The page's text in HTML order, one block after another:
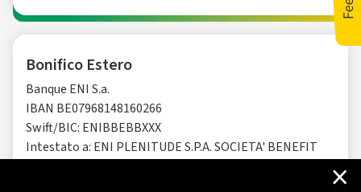
×
Bonifico Estero
Banque ENI S.a.
IBAN BE07968148160266
Swift/BIC: ENIBBEBBXXX
Intestato a: ENI PLENITUDE S.P.A. SOCIETA' BENEFIT